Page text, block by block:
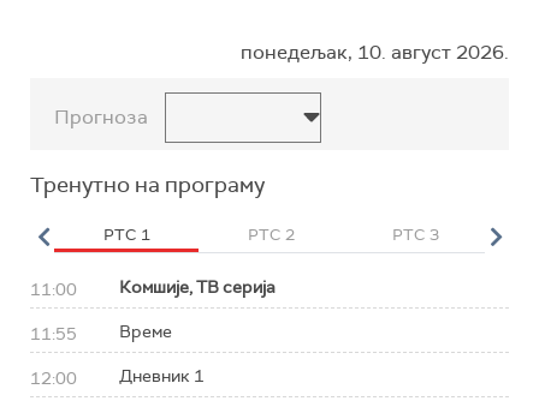
понедељак, 10. август 2026.
Прогноза
Тренутно на програму
РТС 1 РТС 2 РТС 3
11:00 Комшије, ТВ серија
11:55 Време
12:00 Дневник 1